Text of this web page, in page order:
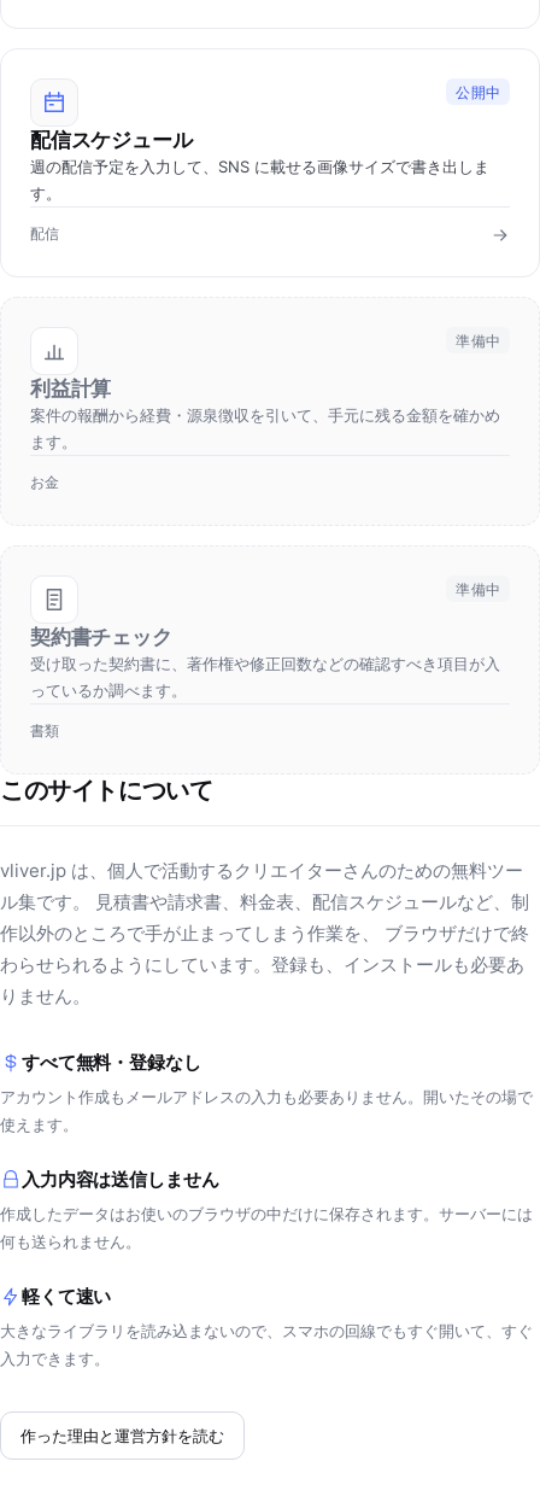
公開中
配信スケジュール
週の配信予定を入力して、SNS に載せる画像サイズで書き出しま
す。
配信
準備中
利益計算
案件の報酬から経費・源泉徴収を引いて、手元に残る金額を確かめ
ます。
お金
準備中
契約書チェック
受け取った契約書に、著作権や修正回数などの確認すべき項目が入
っているか調べます。
書類
このサイトについて
vliver.jp は、個人で活動するクリエイターさんのための無料ツー
ル集です。 見積書や請求書、料金表、配信スケジュールなど、制
作以外のところで手が止まってしまう作業を、 ブラウザだけで終
わらせられるようにしています。登録も、インストールも必要あ
りません。
すべて無料・登録なし
アカウント作成もメールアドレスの入力も必要ありません。開いたその場で
使えます。
入力内容は送信しません
作成したデータはお使いのブラウザの中だけに保存されます。サーバーには
何も送られません。
軽くて速い
大きなライブラリを読み込まないので、スマホの回線でもすぐ開いて、すぐ
入力できます。
作った理由と運営方針を読む